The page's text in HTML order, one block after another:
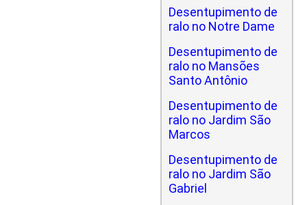
Desentupimento de
ralo no Notre Dame
Desentupimento de
ralo no Mansões
Santo Antônio
Desentupimento de
ralo no Jardim São
Marcos
Desentupimento de
ralo no Jardim São
Gabriel